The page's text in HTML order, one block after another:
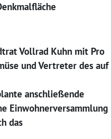
Vollrad Kuhn mit Pro
und Vertreter des auf
anschließende
Einwohnerversammlung
das